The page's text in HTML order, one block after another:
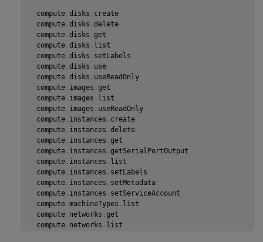
compute . networks .get
compute . resourcePolicies
compute . disks . create
compute . disks . delete
compute . disks . get
compute . disks . list
compute . disks . setLabels
compute . disks . use
compute . disks . useReadOnly
compute . images . get
compute . images . list
compute . images . useReadOnly
compute . instances . create
compute . instances . delete
compute . instances . get
compute . instances . getSerialPortOutput
compute . instances . list
compute . instances . setLabels
compute . instances . setMetadata
compute . instances . setServiceAccount
compute . machineTypes . list
compute . networks . get
compute . networks . list